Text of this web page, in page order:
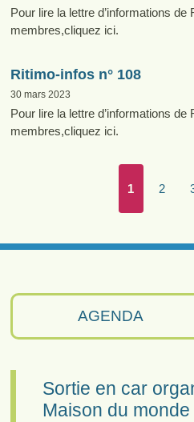
AGENDA
Sortie en car
Maison du monde
Pour lire la lettre d’informations
membres,cliquez ici.
Ritimo-infos n° 108
30 mars 2023
Pour lire la lettre d’informations
membres,cliquez ici.
1 2